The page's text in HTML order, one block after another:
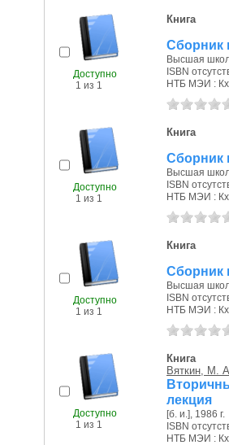
Доступно
1 из 1
Книга
Сборник
Высшая
ISBN
НТБ МЭИ : Кх
Доступно
1 из 1
Книга
Сборник
Высшая
ISBN
НТБ МЭИ : Кх
Доступно
1 из 1
Книга
Сборник
Высшая
ISBN
НТБ МЭИ : Кх
Доступно
1 из 1
Книга
Вяткин, М.
лекция
[б. и.], 1986 г.
ISBN
НТБ МЭИ : Кх